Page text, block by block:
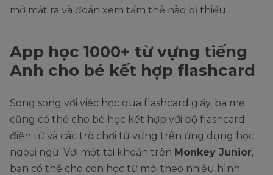
mở mắt ra và đoán xem tấm thẻ nào bị thiếu.
App học 1000+ từ vựng tiếng
Anh cho bé kết hợp flashcard
Song song với việc học qua flashcard giấy, ba mẹ
cũng có thể cho bé học kết hợp với bộ flashcard
điện tử và các trò chơi từ vựng trên ứng dụng học
ngoại ngữ. Với một tài khoản trên Monkey Junior,
bạn có thể cho con học từ mới theo nhiều hình